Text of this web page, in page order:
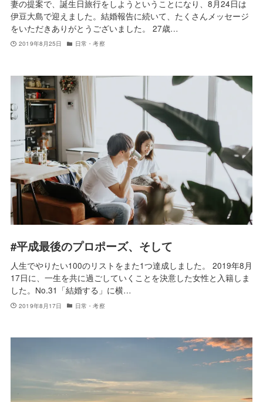
妻の提案で、誕生日旅行をしようということになり、8月24日は
伊豆大島で迎えました。結婚報告に続いて、たくさんメッセージ
をいただきありがとうございました。 27歳…
2019年8月25日 日常・考察
#平成最後のプロポーズ、そして
人生でやりたい100のリストをまた1つ達成しました。 2019年8月
17日に、一生を共に過ごしていくことを決意した女性と入籍しま
した。No.31「結婚する」に横…
2019年8月17日 日常・考察